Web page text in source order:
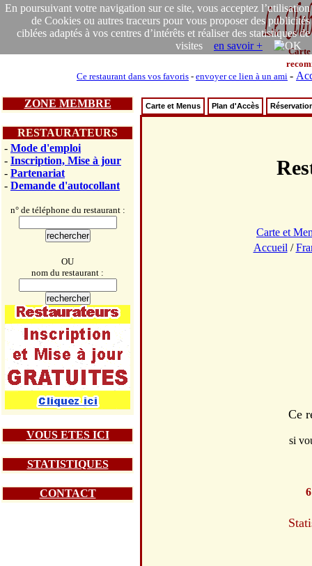
En poursuivant votre navigation sur ce site, vous acceptez l’utilisation
de Cookies ou autres traceurs pour vous proposer des publicités
ciblées adaptés à vos centres d’intérêts et réaliser des statistiques de
visites en savoir +
Carte
Ce restaurant dans vos favoris - envoyer ce lien à un ami -
ZONE MEMBRE
RESTAURATEURS
- Mode d'emploi
- Inscription, Mise à jour
- Partenariat
- Demande d'autocollant
n° de téléphone du restaurant :
OU
nom du restaurant :
VOUS ETES ICI
STATISTIQUES
CONTACT
Carte et Menus Plan d'Accès
Carte et
Accueil /
Ce
si